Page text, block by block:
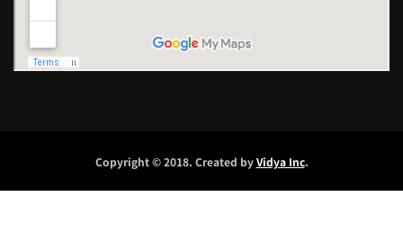
Copyright © 2018. Created byVidya Inc.